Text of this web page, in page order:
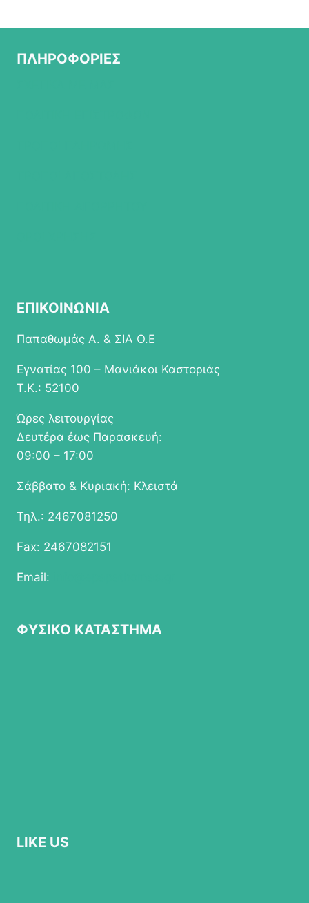
ΠΛΗΡΟΦΟΡΙΕΣ
ΕΠΙΚΟΙΝΩΝΙΑ
Παπαθωμάς Α. & ΣΙΑ Ο.Ε
Εγνατίας 100 – Μανιάκοι Καστοριάς
Τ.Κ.: 52100
Ώρες λειτουργίας
Δευτέρα έως Παρασκευή:
09:00 – 17:00
Σάββατο & Κυριακή: Κλειστά
Τηλ.: 2467081250
Fax: 2467082151
Email:
ΦΥΣΙΚΟ ΚΑΤΑΣΤΗΜΑ
LIKE US